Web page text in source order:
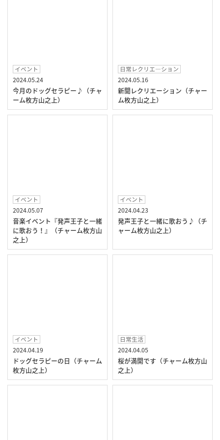
イベント
2024.05.24
今月のドッグセラピー♪（チャ
ーム枚方山之上）
日常レクリエ―ション
2024.05.16
新聞レクリエーション（チャー
ム枚方山之上）
イベント
2024.05.07
音楽イベント『発声王子と一緒
に歌おう！』（チャーム枚方山
之上）
イベント
2024.04.23
発声王子と一緒に歌おう♪（チ
ャーム枚方山之上）
イベント
2024.04.19
ドッグセラピーの日（チャーム
枚方山之上）
日常生活
2024.04.05
桜が満開です（チャーム枚方山
之上）